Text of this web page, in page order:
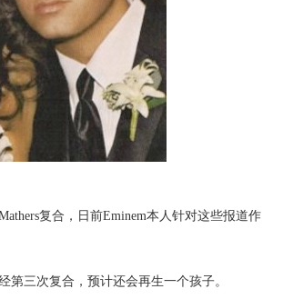
复合，日前Eminem本人针对这些报道作
三次复合，预计还会再生一个孩子。